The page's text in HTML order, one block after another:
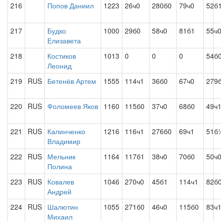
216 Попов Даниил 1223 26ч0 280б0 79ч0
217
Будко
Елизавета
1000 29б0 58ч0 81б1 55ч0
218
Костиков
Леонид
1013 0 0 0
219 RUS Бетенёв Артем 1555 114ч1 36б0 67ч0
220 RUS Фоломеев Яков 1160 115б0 37ч0 68б0 49ч1
221 RUS Калинченко
Владимир
1216 116ч1 276б0 69ч1
222 RUS Мельник
Полина
1164 117б1 38ч0 70б0 50ч0
223 RUS Ковалев
Андрей
1046 270ч0 45б1 114ч1
224 RUS Шалютин
Михаил
1055 271б0 46ч0 115б0 83ч1